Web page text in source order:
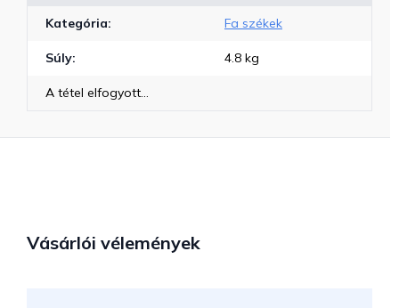
Kategória: Fa székek
Súly: 4.8 kg
A tétel elfogyott…
Vásárlói vélemények